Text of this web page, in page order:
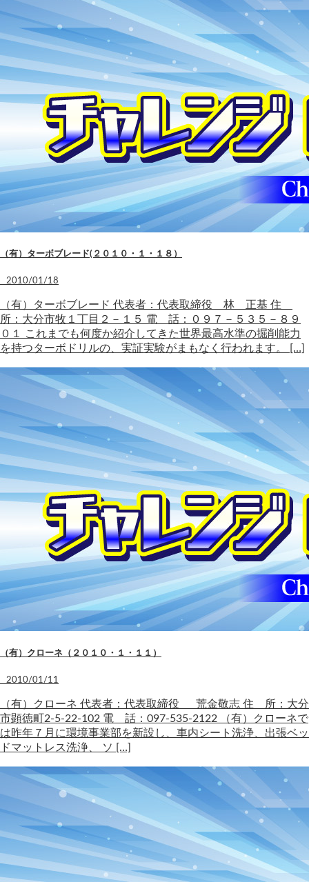
（有）ターボブレード(２０１０・１・１８）
2010/01/18
（有）ターボブレード 代表者：代表取締役 林 正基 住
所：大分市牧１丁目２－１５ 電 話：０９７－５３５－８９
０１ これまでも何度か紹介してきた世界最高水準の掘削能力
を持つターボドリルの、実証実験がまもなく行われます。 […]
（有）クローネ（２０１０・１・１１）
2010/01/11
（有）クローネ 代表者：代表取締役 荒金敬志 住 所：大分
市顕徳町2-5-22-102 電 話：097-535-2122 （有）クローネで
は昨年７月に環境事業部を新設し、車内シート洗浄、出張ベッ
ドマットレス洗浄、 ソ […]